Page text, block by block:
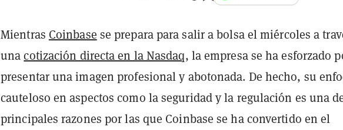
Mientras Coinbase se prepara para salir a bolsa el miércoles a
unacotización directa en la Nasdaq, la empresa se ha esforzado
presentar una imagen profesional y abotonada. De hecho, su
cauteloso en aspectos como la seguridad y la regulación es una
principales razones por las que Coinbase se ha convertido en el